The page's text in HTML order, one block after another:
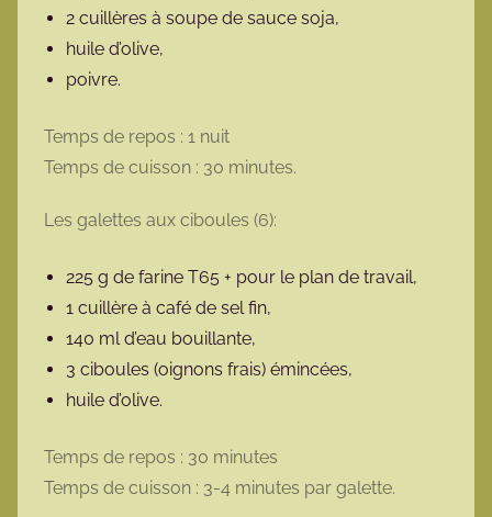
2 cuillères à soupe de sauce soja,
huile d’olive,
poivre.
Temps de repos : 1 nuit
Temps de cuisson : 30 minutes.
Les galettes aux ciboules (6):
225 g de farine T65 + pour le plan de travail,
1 cuillère à café de sel fin,
140 ml d’eau bouillante,
3 ciboules (oignons frais) émincées,
huile d’olive.
Temps de repos : 30 minutes
Temps de cuisson : 3-4 minutes par galette.